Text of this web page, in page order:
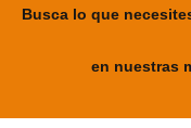
Busca lo que
en nuestras